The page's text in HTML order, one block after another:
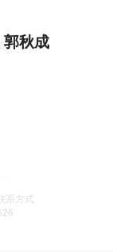
秋成
系方式